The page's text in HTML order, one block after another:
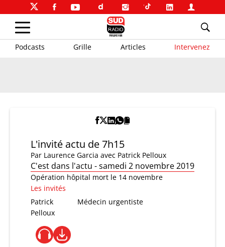
Podcasts Grille Articles Intervenez
L'invité actu de 7h15
Par Laurence Garcia avec Patrick Pelloux
C'est dans l'actu - samedi 2 novembre 2019
Opération hôpital mort le 14 novembre
Les invités
Patrick
Pelloux
Médecin urgentiste